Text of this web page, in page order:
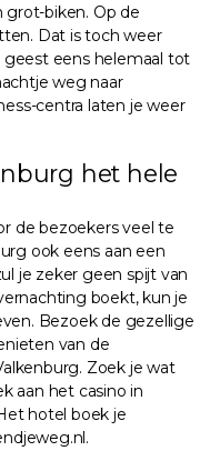
grot-biken. Op de
Dat is toch weer
geest eens helemaal tot
weg naar
centra laten je weer
het hele
de bezoekers veel te
ook eens aan een
je zeker geen spijt van
boekt, kun je
Bezoek de gezellige
van de
Zoek je wat
aan het casino in
hotel boek je